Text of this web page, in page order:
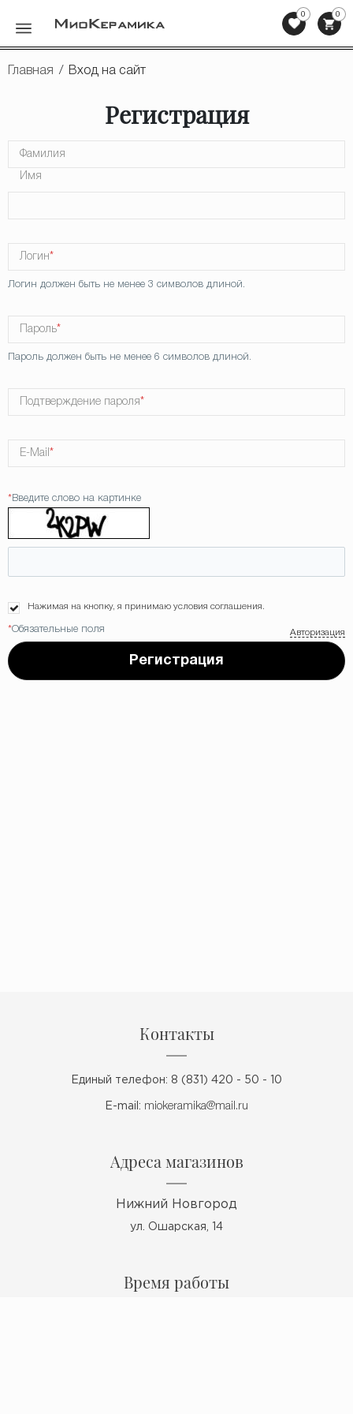
Мозаика
0 0
Главная / Вход на сайт
Регистрация
Фамилия
Имя
Логин*
Логин должен быть не менее 3 символов длиной.
Пароль*
Пароль должен быть не менее 6 символов длиной.
Подтверждение пароля*
E-Mail *
*Введите слово на картинке
Нажимая на кнопку, я принимаю условия соглашения.
*Обязательные поля Авторизация
Контакты
Единый телефон: 8 (831) 420 - 50 - 10
E-mail: miokeramika@mail.ru
Адреса магазинов
Нижний Новгород
ул. Ошарская, 14
Время работы